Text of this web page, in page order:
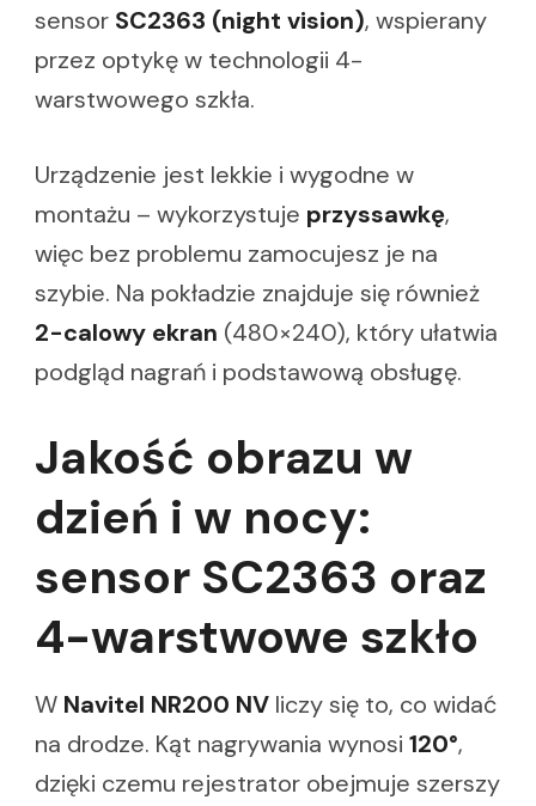
sensor SC2363 (night vision), wspierany
przez optykę w technologii 4-
warstwowego szkła.
Urządzenie jest lekkie i wygodne w
montażu – wykorzystuje przyssawkę,
więc bez problemu zamocujesz je na
szybie. Na pokładzie znajduje się również
2-calowy ekran (480×240), który ułatwia
podgląd nagrań i podstawową obsługę.
Jakość obrazu w
dzień i w nocy:
sensor SC2363 oraz
4-warstwowe szkło
W Navitel NR200 NV liczy się to, co widać
na drodze. Kąt nagrywania wynosi 120°,
dzięki czemu rejestrator obejmuje szerszy